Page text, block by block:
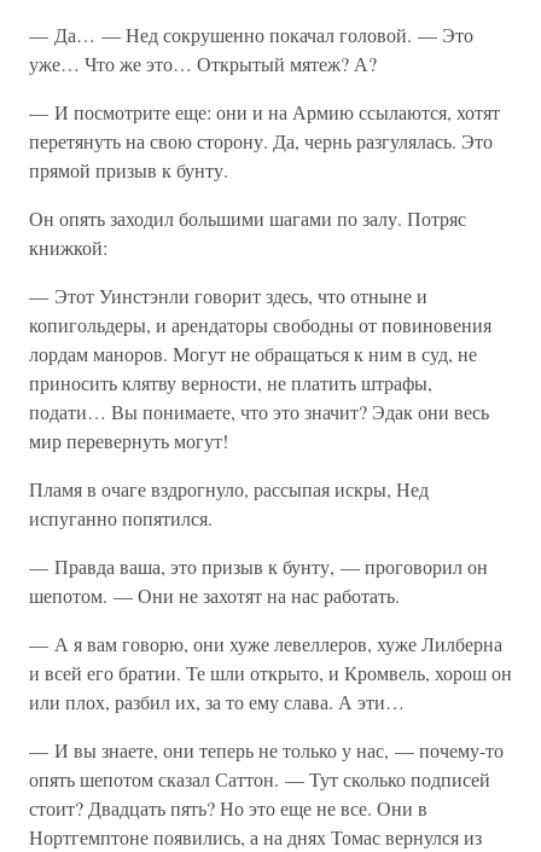
— Да… — Нед сокрушенно покачал головой. — Это
уже… Что же это… Открытый мятеж? А?
— И посмотрите еще: они и на Армию ссылаются, хотят
перетянуть на свою сторону. Да, чернь разгулялась. Это
прямой призыв к бунту.
Он опять заходил большими шагами по залу. Потряс
книжкой:
— Этот Уинстэнли говорит здесь, что отныне и
копигольдеры, и арендаторы свободны от повиновения
лордам маноров. Могут не обращаться к ним в суд, не
приносить клятву верности, не платить штрафы,
подати… Вы понимаете, что это значит? Эдак они весь
мир перевернуть могут!
Пламя в очаге вздрогнуло, рассыпая искры, Нед
испуганно попятился.
— Правда ваша, это призыв к бунту, — проговорил он
шепотом. — Они не захотят на нас работать.
— А я вам говорю, они хуже левеллеров, хуже Лилберна
и всей его братии. Те шли открыто, и Кромвель, хорош он
или плох, разбил их, за то ему слава. А эти…
— И вы знаете, они теперь не только у нас, — почему-то
опять шепотом сказал Саттон. — Тут сколько подписей
стоит? Двадцать пять? Но это еще не все. Они в
Нортгемптоне появились, а на днях Томас вернулся из